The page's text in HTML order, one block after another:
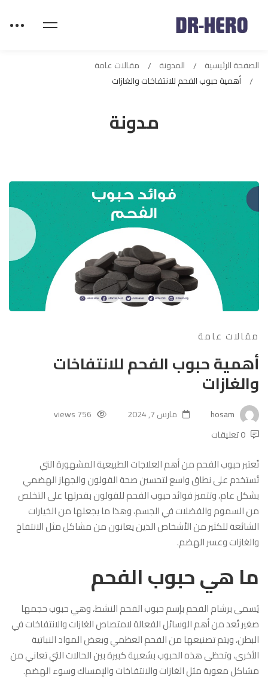
مدونة
الصفحة الرئيسية المدونة
مقالات عامة
أهمية حبوب الفحم للانتفاخات والغازات
مقالات عامة
أهمية حبوب الفحم للانتفاخات
والغازات
مارس 7, 2024
756 views
0 تعليقات
تُعتبر حبوب الفحم من أهم العلاجات الطبيعية المشهورة التي
تُستخدم على نطاق واسع لتحسين صحة القولون والجهاز الهضمي
بشكل عام، وتتميز فوائد حبوب الفحم للقولون بقدرتها على التخلص
من السموم والفضلات في الجسم، وهذا ما يجعلها من الخيارات
الشائعة للكثير من الأشخاص الذين يعانون من مشاكل مثل الانتفاخ
والغازات وعسر الهضم.
ما هي حبوب الفحم
يُسمى برشام الفحم بإسم حبوب الفحم النشط، وهي حبوب حجمها
صغير تُعد من أهم الوسائل الفعالة لامتصاص الغازات والانتفاخات في
البطن، ويتم تصنيعها من الفحم العظمي وبعض المواد النباتية
الأخرى، وتحظى هذه الحبوب بشعبية كبيرة بين الحالات التي تعاني من
مشاكل معوية مثل الغازات والانتفاخات والإمساك وسوء الهضم.